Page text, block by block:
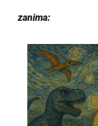
zanima: